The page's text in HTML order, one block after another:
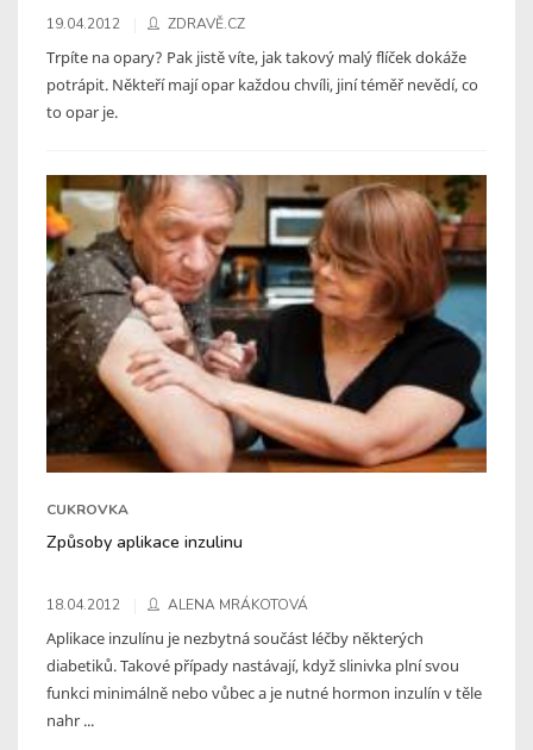
19.04.2012 ZDRAVĚ.CZ
Trpíte na opary? Pak jistě víte, jak takový malý flíček dokáže
potrápit. Někteří mají opar každou chvíli, jiní téměř nevědí, co
to opar je.
CUKROVKA
Způsoby aplikace inzulinu
18.04.2012 ALENA MRÁKOTOVÁ
Aplikace inzulínu je nezbytná součást léčby některých
diabetiků. Takové případy nastávají, když slinivka plní svou
funkci minimálně nebo vůbec a je nutné hormon inzulín v těle
nahr ...